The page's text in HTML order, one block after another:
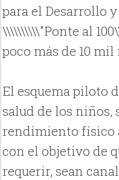
para el Desarrollo
\\\\\\\\\\"Ponte al
poco más de 10
El esquema piloto
salud de los niños,
rendimiento físico
con el objetivo de
requerir, sean